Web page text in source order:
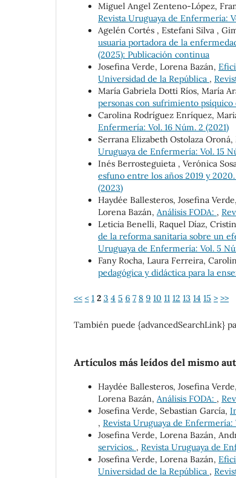
Miguel Angel Zenteno-López,
Revista Uruguaya de Enfermería:
Agelén Cortés , Estefani Silva ,
usuaria portadora de la
(2025): Publicación continua
Josefina Verde, Lorena Bazán,
Universidad de la República ,
María Gabriela Dotti Ríos, María
personas con sufrimiento psíquico
Carolina Rodríguez Enríquez,
Enfermería: Vol. 16 Núm. 2 (2021)
Serrana Elizabeth Ostolaza
Uruguaya de Enfermería: Vol. 15
Inés Berrosteguieta , Verónica
esfuno entre los años 2019 y
(2023)
Haydée Ballesteros, Josefina
Lorena Bazán, Análisis FODA: ,
Leticia Benelli, Raquel Díaz,
de la reforma sanitaria sobre un
Uruguaya de Enfermería: Vol. 5
Fany Rocha, Laura Ferreira,
pedagógica y didáctica para la
<< < 1 2 3 4 5 6 7 8 9 10 11 12 13 14 15 > >>
También puede {advancedSearchLink}
Artículos más leídos del mismo
Haydée Ballesteros, Josefina
Lorena Bazán, Análisis FODA: ,
Josefina Verde, Sebastian García,
, Revista Uruguaya de Enfermería:
Josefina Verde, Lorena Bazán,
servicios. , Revista Uruguaya de
Josefina Verde, Lorena Bazán,
Universidad de la República ,